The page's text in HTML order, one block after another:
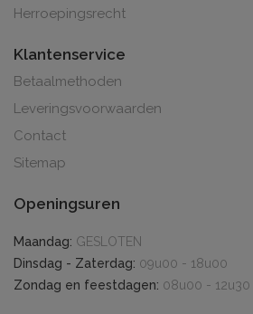
Herroepingsrecht
Klantenservice
Betaalmethoden
Leveringsvoorwaarden
Contact
Sitemap
Openingsuren
Maandag: GESLOTEN
Dinsdag - Zaterdag: 09u00 - 18u00
Zondag en feestdagen: 08u00 - 12u30